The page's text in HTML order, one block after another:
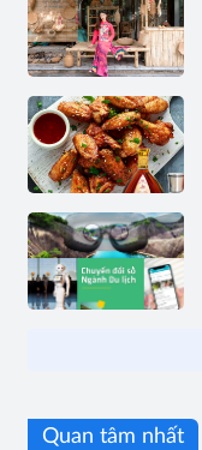
Quan tâm nhất